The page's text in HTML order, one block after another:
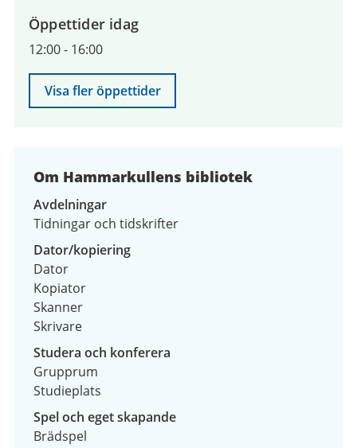
augusti
2026
Öppettider idag
12:00- 16:00
Visa fler öppettider
Om Hammarkullens bibliotek
Avdelningar
Tidningar och tidskrifter
Dator/kopiering
Dator
Kopiator
Skanner
Skrivare
Studera och konferera
Grupprum
Studieplats
Spel och eget skapande
Brädspel